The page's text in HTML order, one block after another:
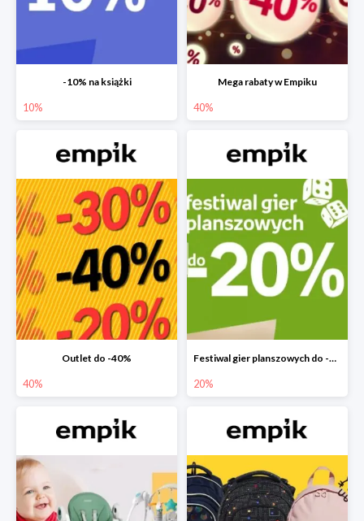
-10% na książki
10%
Mega rabaty w Empiku
40%
Outlet do -40%
40%
Festiwal gier planszowych do -20%
20%